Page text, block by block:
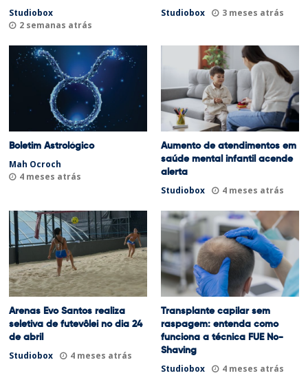
Studiobox
2 semanas atrás
Studiobox 3 meses atrás
Boletim Astrológico
Mah Ocroch
4 meses atrás
Aumento de atendimentos em
saúde mental infantil acende
alerta
Studiobox 4 meses atrás
Arenas Evo Santos realiza
seletiva de futevôlei no dia 24
de abril
Studiobox 4 meses atrás
Transplante capilar sem
raspagem: entenda como
funciona a técnica FUE No-
Shaving
Studiobox 4 meses atrás